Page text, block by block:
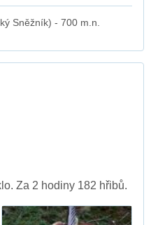
Sněžník) - 700 m.n.
Za 2 hodiny 182 hřibů.